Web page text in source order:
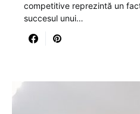
competitive reprezintă un
succesul unui…